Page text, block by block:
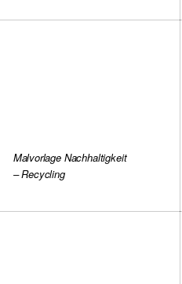
Malvorlage Nachhaltigkeit
– Recycling